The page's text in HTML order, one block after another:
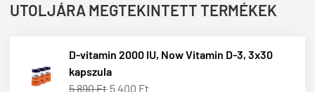
UTOLJÁRA MEGTEKINTETT TERMÉKEK
D-vitamin 2000 IU, Now Vitamin D-3, 3x30
kapszula
5 890 Ft 5 400 Ft